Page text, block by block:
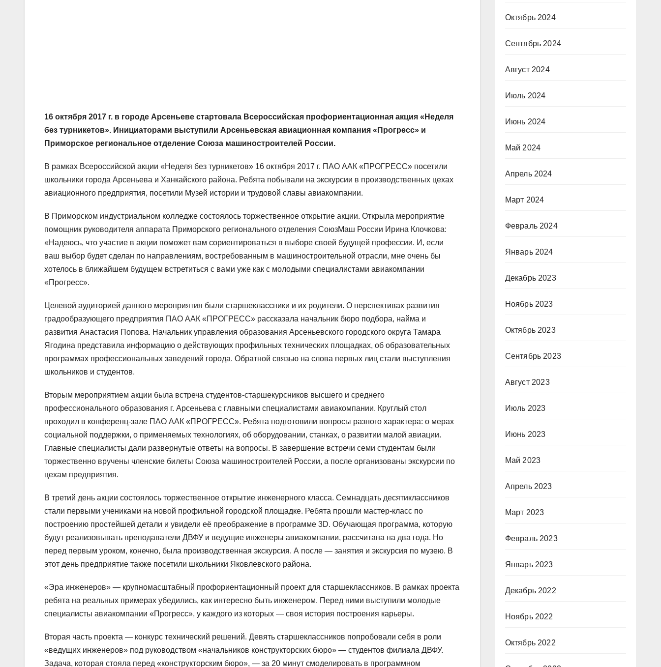
16 октября 2017 г. в городе Арсеньеве стартовала Всероссийская профориентационная акция «Неделя
без турникетов». Инициаторами выступили Арсеньевская авиационная компания «Прогресс» и
Приморское региональное отделение Союза машиностроителей России.
В рамках Всероссийской акции «Неделя без турникетов» 16 октября 2017 г. ПАО ААК «ПРОГРЕСС» посетили
школьники города Арсеньева и Ханкайского района. Ребята побывали на экскурсии в производственных цехах
авиационного предприятия, посетили Музей истории и трудовой славы авиакомпании.
В Приморском индустриальном колледже состоялось торжественное открытие акции. Открыла мероприятие
помощник руководителя аппарата Приморского регионального отделения СоюзМаш России Ирина Клочкова:
«Надеюсь, что участие в акции поможет вам сориентироваться в выборе своей будущей профессии. И, если
ваш выбор будет сделан по направлениям, востребованным в машиностроительной отрасли, мне очень бы
хотелось в ближайшем будущем встретиться с вами уже как с молодыми специалистами авиакомпании
«Прогресс».
Целевой аудиторией данного мероприятия были старшеклассники и их родители. О перспективах развития
градообразующего предприятия ПАО ААК «ПРОГРЕСС» рассказала начальник бюро подбора, найма и
развития Анастасия Попова. Начальник управления образования Арсеньевского городского округа Тамара
Ягодина представила информацию о действующих профильных технических площадках, об образовательных
программах профессиональных заведений города. Обратной связью на слова первых лиц стали выступления
школьников и студентов.
Вторым мероприятием акции была встреча студентов-старшекурсников высшего и среднего
профессионального образования г. Арсеньева с главными специалистами авиакомпании. Круглый стол
проходил в конференц-зале ПАО ААК «ПРОГРЕСС». Ребята подготовили вопросы разного характера: о мерах
социальной поддержки, о применяемых технологиях, об оборудовании, станках, о развитии малой авиации.
Главные специалисты дали развернутые ответы на вопросы. В завершение встречи семи студентам были
торжественно вручены членские билеты Союза машиностроителей России, а после организованы экскурсии по
цехам предприятия.
В третий день акции состоялось торжественное открытие инженерного класса. Семнадцать десятиклассников
стали первыми учениками на новой профильной городской площадке. Ребята прошли мастер-класс по
построению простейшей детали и увидели её преображение в программе 3D. Обучающая программа, которую
будут реализовывать преподаватели ДВФУ и ведущие инженеры авиакомпании, рассчитана на два года. Но
перед первым уроком, конечно, была производственная экскурсия. А после — занятия и экскурсия по музею. В
этот день предприятие также посетили школьники Яковлевского района.
«Эра инженеров» — крупномасштабный профориентационный проект для старшеклассников. В рамках проекта
ребята на реальных примерах убедились, как интересно быть инженером. Перед ними выступили молодые
специалисты авиакомпании «Прогресс», у каждого из которых — своя история построения карьеры.
Вторая часть проекта — конкурс технический решений. Девять старшеклассников попробовали себя в роли
«ведущих инженеров» под руководством «начальников конструкторских бюро» — студентов филиала ДВФУ.
Задача, которая стояла перед «конструкторским бюро», — за 20 минут смоделировать в программном
Октябрь 2024
Сентябрь 2024
Август 2024
Июль 2024
Июнь 2024
Май 2024
Апрель 2024
Март 2024
Февраль 2024
Январь 2024
Декабрь 2023
Ноябрь 2023
Октябрь 2023
Сентябрь 2023
Август 2023
Июль 2023
Июнь 2023
Май 2023
Апрель 2023
Март 2023
Февраль 2023
Январь 2023
Декабрь 2022
Ноябрь 2022
Октябрь 2022